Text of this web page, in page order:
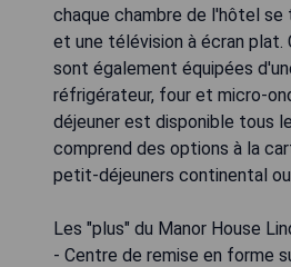
chaque chambre de l'hôtel se
et une télévision à écran plat.
sont également équipées
réfrigérateur, four et micro-
déjeuner est disponible tous
comprend des options à la
petit-déjeuners continental
Les "plus" du Manor House
- Centre de remise en forme